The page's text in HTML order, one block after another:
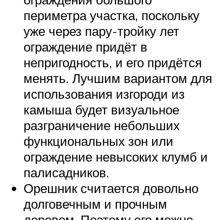
периметра участка, поскольку
уже через пару-тройку лет
ограждение придёт в
непригодность, и его придётся
менять. Лучшим вариантом для
использования изгороди из
камыша будет визуальное
разграничение небольших
функциональных зон или
ограждение невысоких клумб и
палисадников.
Орешник считается довольно
долговечным и прочным